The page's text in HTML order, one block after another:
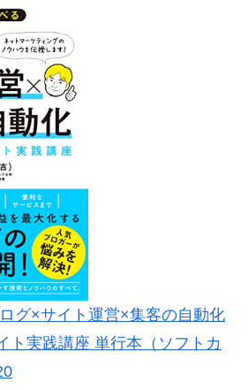
グ×サイト運営×集客の自動化
ト実践講座 単行本（ソフトカ